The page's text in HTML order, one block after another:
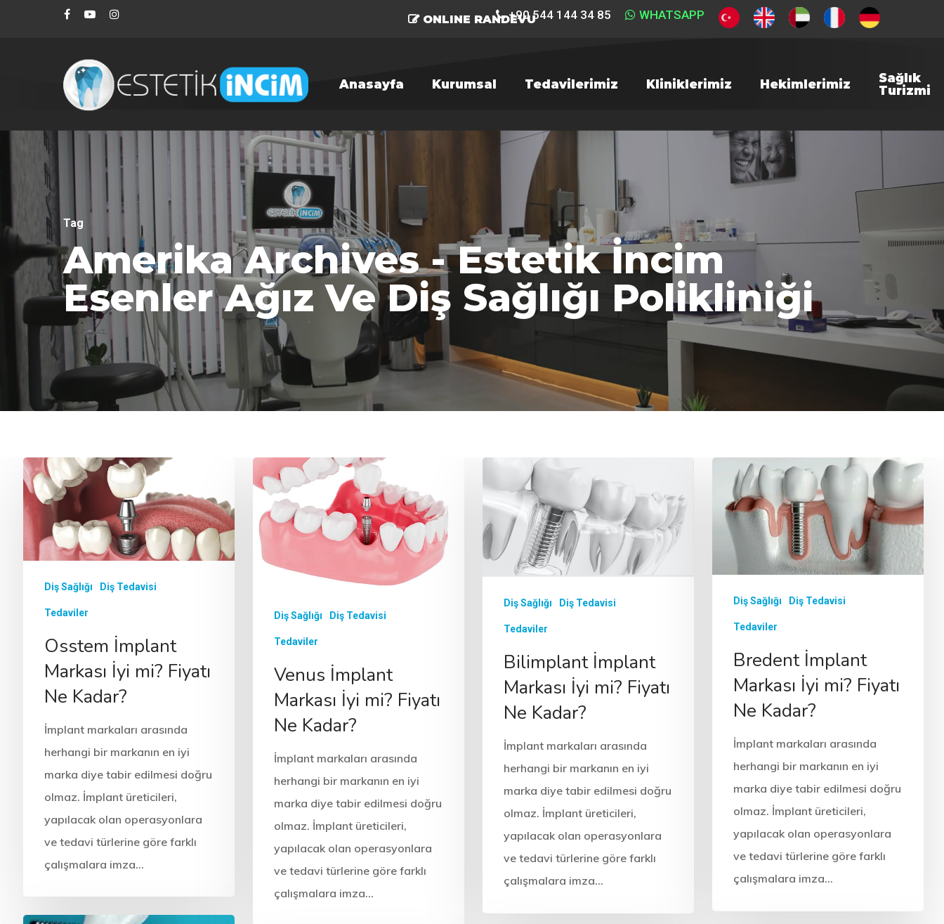
ONLINE RANDEVU+90 544 144 34 85 WHATSAPP
Anasayfa Kurumsal Tedavilerimiz Kliniklerimiz Hekimlerimiz
Sağlık
Turizmi
Tag
Amerika Archives - Estetik İncim
Esenler Ağız Ve Diş Sağlığı Polikliniği
Diş Sağlığı Diş Tedavisi
Tedaviler
Osstem İmplant
Markası İyi mi? Fiyatı
Ne Kadar?
İmplant markaları arasında
herhangi bir markanın en iyi
marka diye tabir edilmesi doğru
olmaz. İmplant üreticileri,
yapılacak olan operasyonlara
ve tedavi türlerine göre farklı
çalışmalara imza…
Diş Sağlığı Diş Tedavisi
Tedaviler
Venus İmplant
Markası İyi mi? Fiyatı
Ne Kadar?
İmplant markaları arasında
herhangi bir markanın en iyi
marka diye tabir edilmesi doğru
olmaz. İmplant üreticileri,
yapılacak olan operasyonlara
ve tedavi türlerine göre farklı
çalışmalara imza…
Diş Sağlığı Diş Tedavisi
Tedaviler
Bilimplant İmplant
Markası İyi mi? Fiyatı
Ne Kadar?
İmplant markaları arasında
herhangi bir markanın en iyi
marka diye tabir edilmesi doğru
olmaz. İmplant üreticileri,
yapılacak olan operasyonlara
ve tedavi türlerine göre farklı
çalışmalara imza…
Diş Sağlığı Diş Tedavisi
Tedaviler
Bredent İmplant
Markası İyi mi? Fiyatı
Ne Kadar?
İmplant markaları arasında
herhangi bir markanın en iyi
marka diye tabir edilmesi doğru
olmaz. İmplant üreticileri,
yapılacak olan operasyonlara
ve tedavi türlerine göre farklı
çalışmalara imza…